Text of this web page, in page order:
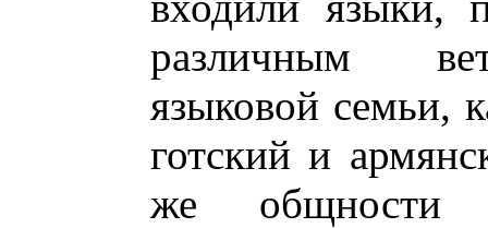
различным
языковой семьи,
готский и
же общности